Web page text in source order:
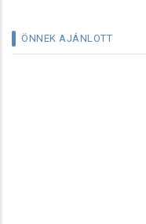
ÖNNEK AJÁNLOTT